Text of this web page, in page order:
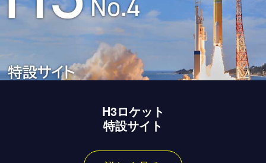
H3ロケット
特設サイト